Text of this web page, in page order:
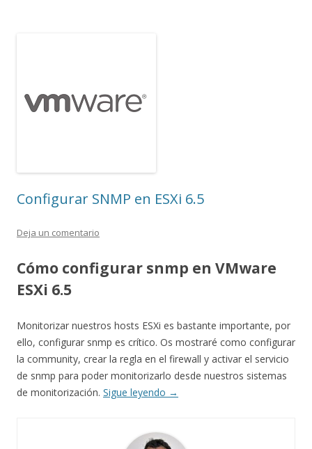
Configurar SNMP en ESXi 6.5
Deja un comentario
Cómo configurar snmp en VMware
ESXi 6.5
Monitorizar nuestros hosts ESXi es bastante importante, por
ello, configurar snmp es crítico. Os mostraré como configurar
la community, crear la regla en el firewall y activar el servicio
de snmp para poder monitorizarlo desde nuestros sistemas
de monitorización. Sigue leyendo →